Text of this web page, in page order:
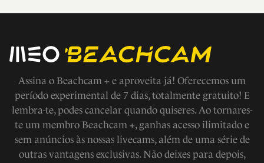
Assina o Beachcam + e aproveita já! Oferecemos um
período experimental de 7 dias, totalmente gratuito! E
lembra-te, podes cancelar quando quiseres. Ao tornares-
te um membro Beachcam +, ganhas acesso ilimitado e
sem anúncios às nossas livecams, além de uma série de
outras vantagens exclusivas. Não deixes para depois,